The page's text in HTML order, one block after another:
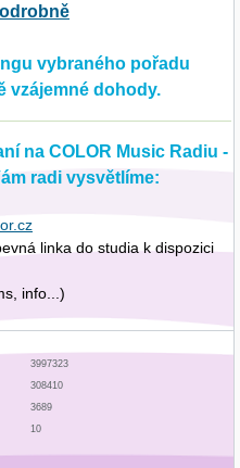
vybraného pořadu
vzájemné dohody.
na COLOR Music Radiu -
radi vysvětlíme:
linka do studia k dispozici
info...)
3997323
308410
3689
10